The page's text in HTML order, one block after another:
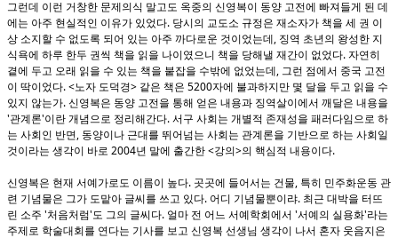
그런데 이런 거창한 문제의식 말고도 옥중의 신영복이 동양 고전에 빠져들게 된 데
에는 아주 현실적인 이유가 있었다. 당시의 교도소 규정은 재소자가 책을 세 권 이
상 소지할 수 없도록 되어 있는 아주 까다로운 것이었는데 , 징역 초년의 왕성한 지
식욕에 하루 한두 권씩 책을 읽을 나이였으니 책을 당해낼 재간이 없었다. 자연히
곁에 두고 오래 읽을 수 있는 책을 붙잡을 수밖에 없었는데 , 그런 점에서 중국 고전
이 딱이었다. <노자 도덕경> 같은 책은 5200자에 불과하지만 몇 달을 두고 읽을 수
있지 않는가. 신영복은 동양 고전을 통해 얻은 내용과 징역살이에서 깨달은 내용을
'관계론'이란 개념으로 정리해간다. 서구 사회는 개별적 존재성을 패러다임으로 하
는 사회인 반면 , 동양이나 근대를 뛰어넘는 사회는 관계론을 기반으로 하는 사회일
것이라는 생각이 바로 2004년 말에 출간한 <강의 >의 핵심적 내용이다.
신영복은 현재 서예가로도 이름이 높다. 곳곳에 들어서는 건물, 특히 민주화운동 관
련 기념물은 그가 도맡아 글씨를 쓰고 있다. 어디 기념물뿐이랴. 최근 대박을 터뜨
린 소주 '처음처럼'도 그의 글씨다. 얼마 전 어느 서예학회에서 '서예의 실용화'라는
주제로 학술대회를 연다는 기사를 보고 신영복 선생님 생각이 나서 혼자 웃음지은